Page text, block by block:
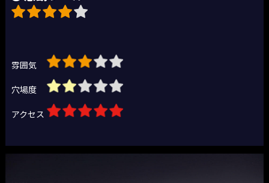
雰囲気
穴場度
アクセス